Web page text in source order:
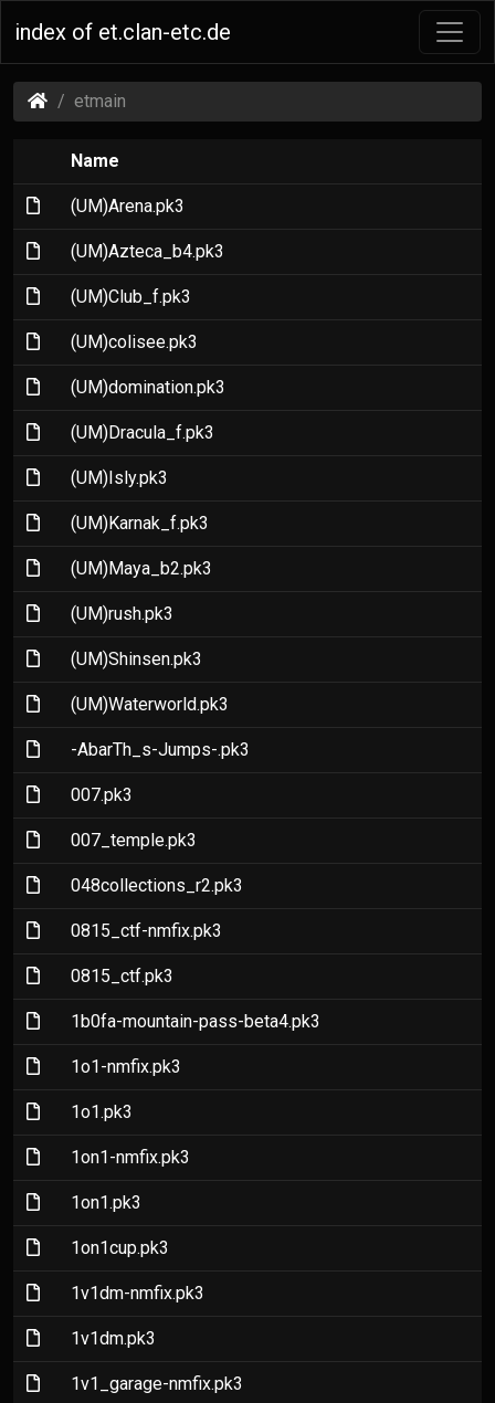
index of et.clan-etc.de
(et.clan-
etc.de)
etmain
Name
(File)(UM)Arena.pk3
(File)(UM)Azteca_b4.pk3
(File)(UM)Club_f.pk3
(File)(UM)colisee.pk3
(File)(UM)domination.pk3
(File)(UM)Dracula_f.pk3
(File)(UM)Isly.pk3
(File)(UM)Karnak_f.pk3
(File)(UM)Maya_b2.pk3
(File)(UM)rush.pk3
(File)(UM)Shinsen.pk3
(File)(UM)Waterworld.pk3
(File)-AbarTh_s-Jumps-.pk3
(File)007.pk3
(File)007_temple.pk3
(File)048collections_r2.pk3
(File)0815_ctf-nmfix.pk3
(File)0815_ctf.pk3
(File)1b0fa-mountain-pass-beta4.pk3
(File)1o1-nmfix.pk3
(File)1o1.pk3
(File)1on1-nmfix.pk3
(File)1on1.pk3
(File)1on1cup.pk3
(File)1v1dm-nmfix.pk3
(File)1v1dm.pk3
(File)1v1_garage-nmfix.pk3